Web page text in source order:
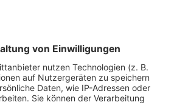
verdächtigen Funden